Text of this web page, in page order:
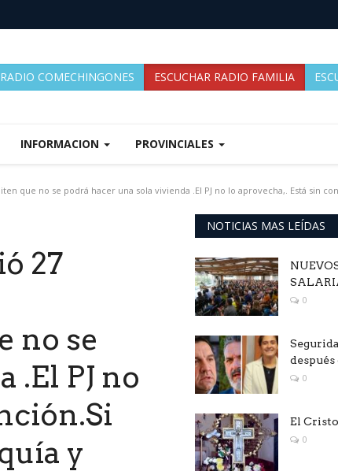
COMECHINGONES ESCUCHAR RADIO FAMILIA
INFORMACION PROVINCIALES
que no se podrá hacer una sola vivienda .El PJ no lo aprovecha,. Está sin
27
no se
.El PJ no
y
NOTICIAS MAS LEÍDAS
0
después
0
El
0